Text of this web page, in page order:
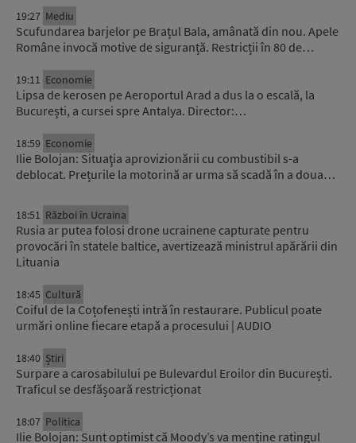
19:27 Mediu
Scufundarea barjelor pe Brațul Bala, amânată din nou. Apele
Române invocă motive de siguranță. Restricții în 80 de…
19:11 Economie
Lipsa de kerosen pe Aeroportul Arad a dus la o escală, la
București, a cursei spre Antalya. Director:…
18:59 Economie
Ilie Bolojan: Situaţia aprovizionării cu combustibil s-a
deblocat. Prețurile la motorină ar urma să scadă în a doua…
18:51 Război în Ucraina
Rusia ar putea folosi drone ucrainene capturate pentru
provocări în statele baltice, avertizează ministrul apărării din
Lituania
18:45 Cultură
Coiful de la Coțofenești intră în restaurare. Publicul poate
urmări online fiecare etapă a procesului | AUDIO
18:40 Știri
Surpare a carosabilului pe Bulevardul Eroilor din București.
Traficul se desfășoară restricționat
18:07 Politica
Ilie Bolojan: Sunt optimist că Moody’s va menține ratingul